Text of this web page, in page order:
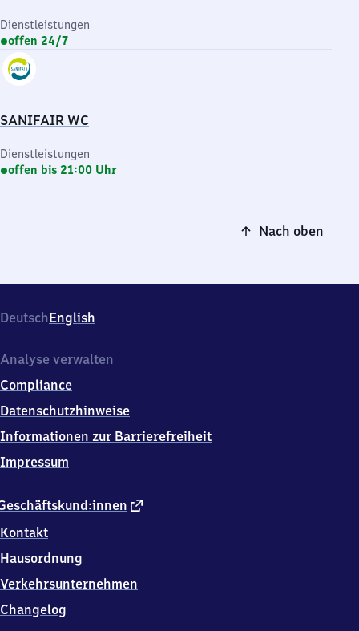
Dienstleistungen
offen 24/7
SANIFAIR WC
Dienstleistungen
offen bis 21:00 Uhr
Nach oben
DeutschEnglish
externer
Kontakt
Hausordnung
Verkehrsunternehmen
Changelog
Analyse verwalten
Compliance
Datenschutzhinweise
Informationen zur Barrierefreiheit
Impressum